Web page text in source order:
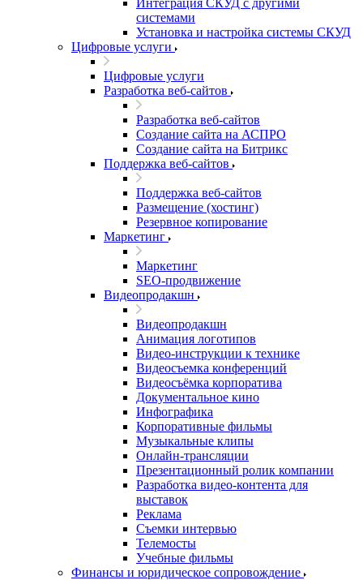
Интеграция СКУД с другими
системами
Установка и настройка системы СКУД
Цифровые услуги
Цифровые услуги
Разработка веб-сайтов
Разработка веб-сайтов
Создание сайта на АСПРО
Создание сайта на Битрикс
Поддержка веб-сайтов
Поддержка веб-сайтов
Размещение (хостинг)
Резервное копирование
Маркетинг
Маркетинг
SEO-продвижение
Видеопродакшн
Видеопродакшн
Анимация логотипов
Видео-инструкции к технике
Видеосъемка конференций
Видеосъёмка корпоратива
Документальное кино
Инфографика
Корпоративные фильмы
Музыкальные клипы
Онлайн-трансляции
Презентационный ролик компании
Разработка видео-контента для
выставок
Реклама
Съемки интервью
Телемосты
Учебные фильмы
Финансы и юридическое сопровождение